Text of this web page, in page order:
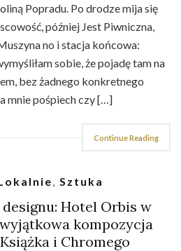
Popradu. Po drodze mija się
później Jest Piwniczna,
no i stacja końcowa:
sobie, że pojadę tam na
bez żadnego konkretnego
mnie pośpiech czy […]
Continue Reading
Sztuka
Hotel Orbis w
kompozycja
i Chromego